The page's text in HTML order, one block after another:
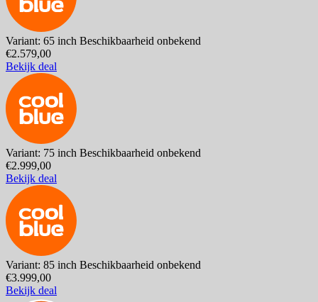
Variant: 65 inch Beschikbaarheid onbekend
€2.579,00
Bekijk deal
Variant: 75 inch Beschikbaarheid onbekend
€2.999,00
Bekijk deal
Variant: 85 inch Beschikbaarheid onbekend
€3.999,00
Bekijk deal